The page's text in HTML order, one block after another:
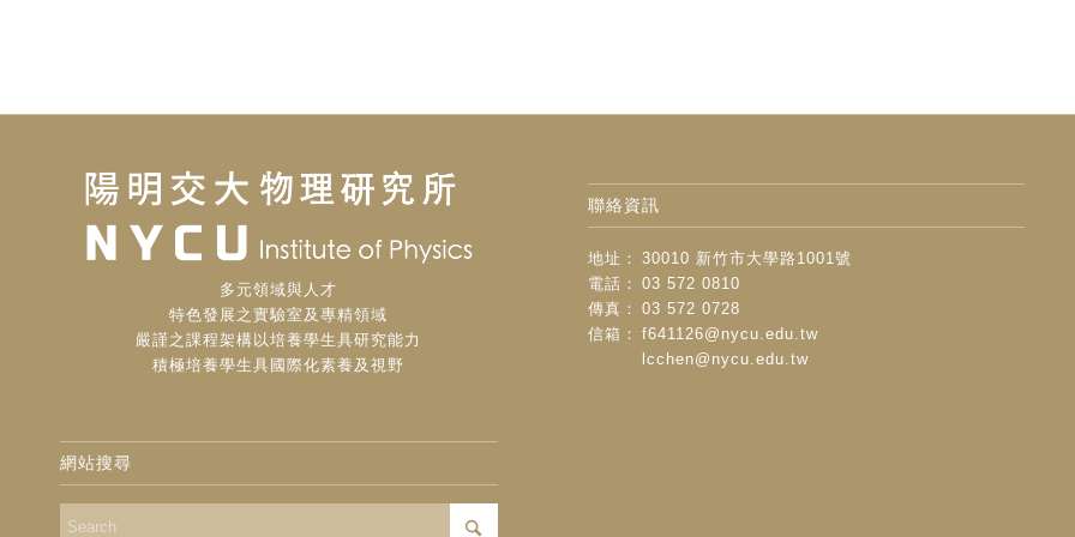
多元領域與人才
特色發展之實驗室及專精領域
嚴謹之課程架構以培養學生具研究能力
積極培養學生具國際化素養及視野
網站搜尋
聯絡資訊
地址：
30010 新竹市大學路1001號
電話：
03 572 0810
傳真：
03 572 0728
信箱：
f641126@nycu.edu.tw
lcchen@nycu.edu.tw